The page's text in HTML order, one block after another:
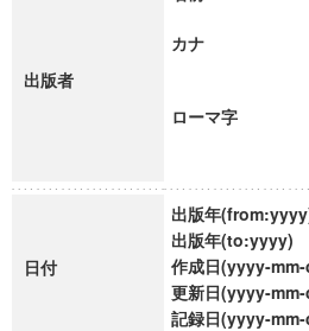
出版者
カナ
ローマ字
日付
出版年
出版年(to:yyyy)
作成日(yyyy-
更新日(yyyy-
記録日(yyyy-